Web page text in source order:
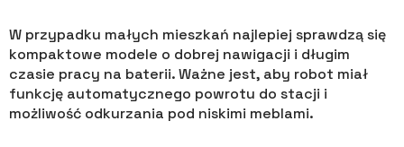
W przypadku małych mieszkań najlepiej sprawdzą się
kompaktowe modele o dobrej nawigacji i długim
czasie pracy na baterii. Ważne jest, aby robot miał
funkcję automatycznego powrotu do stacji i
możliwość odkurzania pod niskimi meblami.